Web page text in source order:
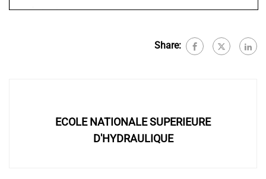
Share:
ECOLE NATIONALE SUPERIEURE
D'HYDRAULIQUE